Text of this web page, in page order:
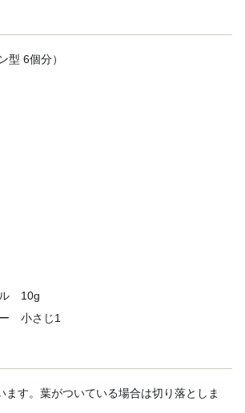
型 6個分）
ル 10g
小さじ1
ます。葉がついている場合は切り落としま